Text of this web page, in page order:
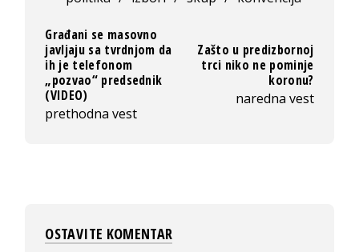
Građani se masovno
javljaju sa tvrdnjom da
ih je telefonom
„pozvao“ predsednik
(VIDEO)
prethodna vest
Zašto u predizbornoj
trci niko ne pominje
koronu?
naredna vest
OSTAVITE KOMENTAR